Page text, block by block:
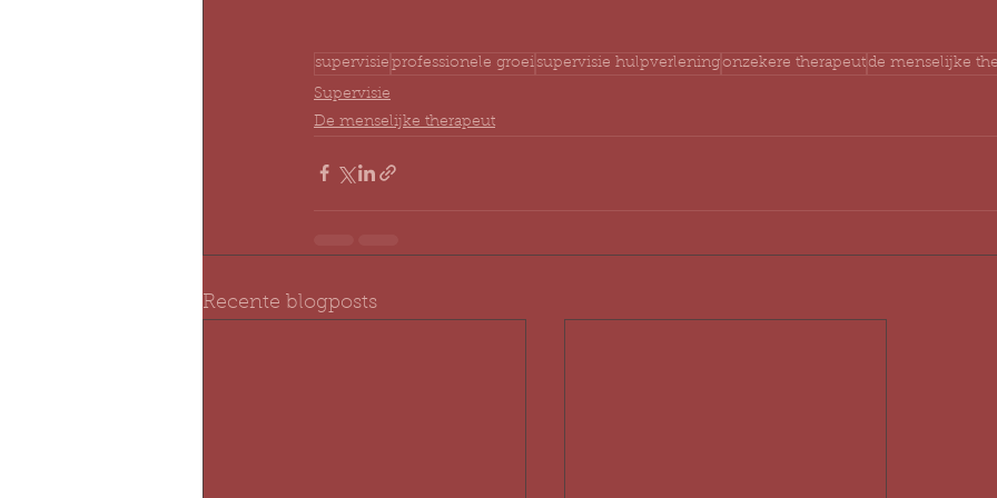
supervisie professionele groeisupervisie hulpverleningonzekere therapeut de menselijke
Supervisie
De menselijke therapeut
Recente blogposts